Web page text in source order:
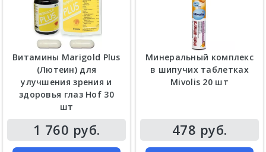
Витамины Marigold Plus
(Лютеин) для
улучшения зрения и
здоровья глаз Hof 30
шт
1 760 руб.
Минеральный комплекс
в шипучих таблетках
Mivolis 20 шт
478 руб.